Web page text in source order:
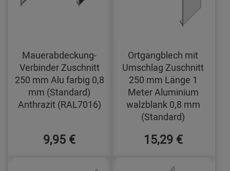
Mauerabdeckung-
Verbinder Zuschnitt
250 mm Alu farbig 0,8
mm (Standard)
Anthrazit (RAL7016)
9,95 €
Ortgangblech mit
Umschlag Zuschnitt
250 mm Länge 1
Meter Aluminium
walzblank 0,8 mm
(Standard)
15,29 €